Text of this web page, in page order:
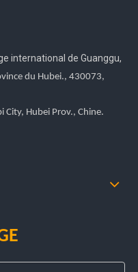
international de Guanggu,
du Hubei., 430073,
Hubei Prov., Chine.